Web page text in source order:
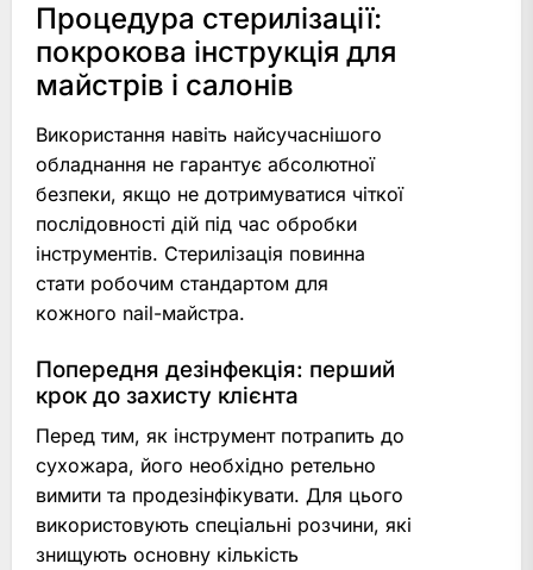
Процедура стерилізації:
покрокова інструкція для
майстрів і салонів
Використання навіть найсучаснішого
обладнання не гарантує абсолютної
безпеки, якщо не дотримуватися чіткої
послідовності дій під час обробки
інструментів. Стерилізація повинна
стати робочим стандартом для
кожного nail-майстра.
Попередня дезінфекція: перший
крок до захисту клієнта
Перед тим, як інструмент потрапить до
сухожара, його необхідно ретельно
вимити та продезінфікувати. Для цього
використовують спеціальні розчини, які
знищують основну кількість